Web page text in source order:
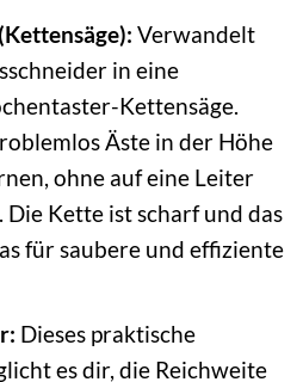
Verwandelt
in eine
Kettensäge.
Äste in der Höhe
ohne auf eine Leiter
Die Kette ist scharf und das
für saubere und effiziente
Dieses praktische
es dir, die Reichweite